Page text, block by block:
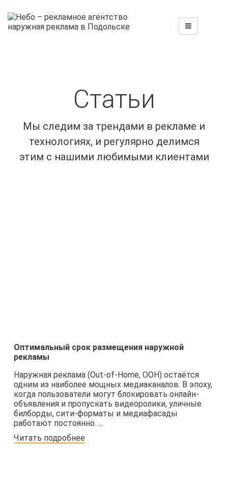
Статьи
Мы следим за трендами в рекламе и
технологиях, и регулярно делимся
этим с нашими любимыми клиентами
Оптимальный срок размещения наружной
рекламы
Наружная реклама (Out-of-Home, OOH) остаётся
одним из наиболее мощных медиаканалов. В эпоху,
когда пользователи могут блокировать онлайн-
объявления и пропускать видеоролики, уличные
билборды, сити-форматы и медиафасады
работают постоянно. …
Читать подробнее